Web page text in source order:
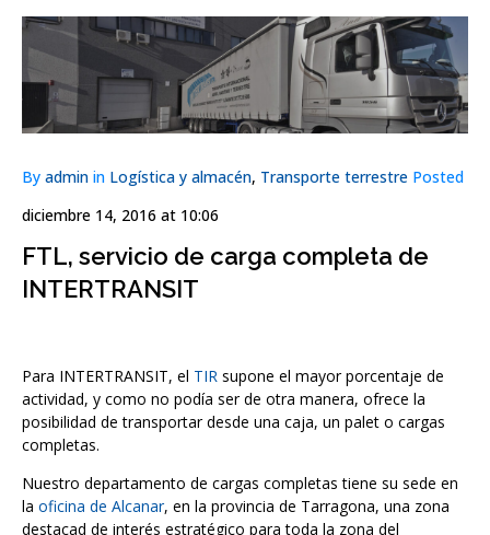
By admin in Logística y almacén, Transporte terrestre Posted
diciembre 14, 2016 at 10:06
FTL, servicio de carga completa de
INTERTRANSIT
Para INTERTRANSIT, el TIR supone el mayor porcentaje de
actividad, y como no podía ser de otra manera, ofrece la
posibilidad de transportar desde una caja, un palet o cargas
completas.
Nuestro departamento de cargas completas tiene su sede en
la oficina de Alcanar, en la provincia de Tarragona, una zona
destacad de interés estratégico para toda la zona del